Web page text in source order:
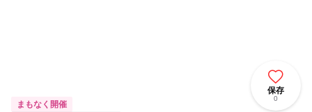
保存
0
まもなく開催